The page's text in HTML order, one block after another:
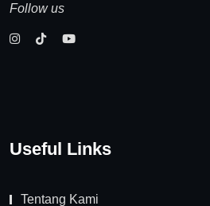
Follow us
Useful Links
Tentang Kami